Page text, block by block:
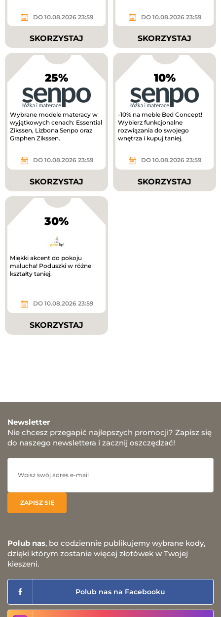
DO 10.08.2026 23:59
SKORZYSTAJ
DO 10.08.2026 23:59
SKORZYSTAJ
25%
Wybrane modele materacy w
wyjątkowych cenach: Essential
Zikssen, Lizbona Senpo oraz
Graphen Zikssen.
DO 10.08.2026 23:59
SKORZYSTAJ
10%
-10% na meble Bed Concept!
Wybierz funkcjonalne
rozwiązania do swojego
wnętrza i kupuj taniej.
DO 10.08.2026 23:59
SKORZYSTAJ
30%
Miękki akcent do pokoju
malucha! Poduszki w różne
kształty taniej.
DO 10.08.2026 23:59
SKORZYSTAJ
Newsletter
Nie chcesz przegapić najlepszych promocji? Zapisz się
do naszego newslettera i zacznij oszczędzać!
Polub nas, bo codziennie publikujemy wybrane kody,
dzięki którym zostanie więcej złotówek w Twojej
kieszeni.
Polub nas na Facebooku